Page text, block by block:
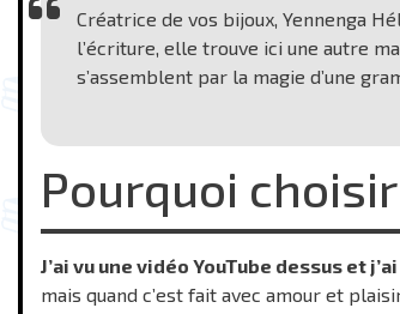
Créatrice de vos bijoux, Yennenga
l’écriture, elle trouve ici une autre
s’assemblent par la magie d’une
Pourquoi
J’ai vu une vidéo YouTube dessus et
mais quand c’est fait avec amour et